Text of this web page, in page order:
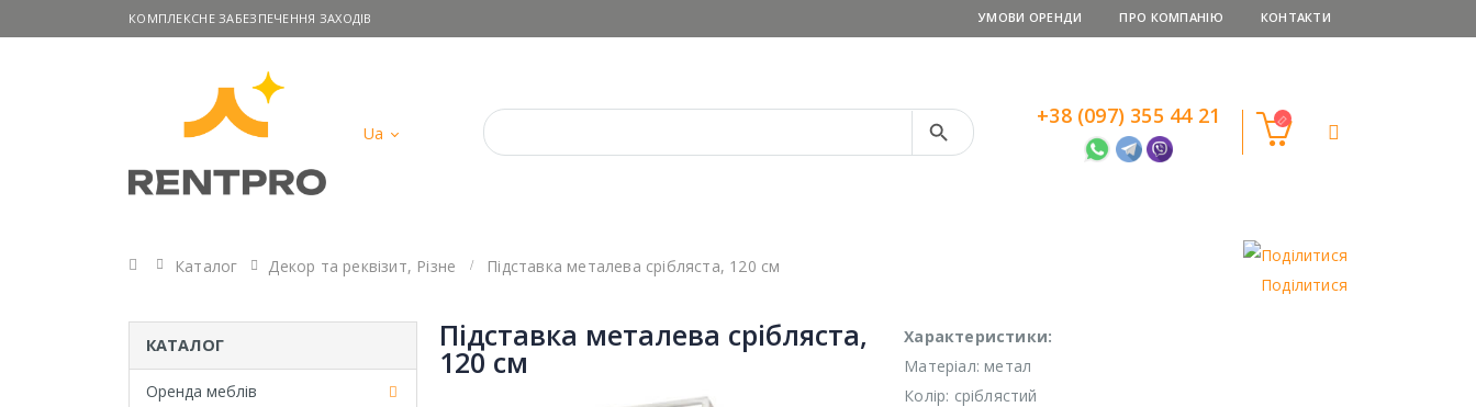
КОМПЛЕКСНЕ ЗАБЕЗПЕЧЕННЯ ЗАХОДІВ УМОВИ ОРЕНДИ ПРО КОМПАНІЮ КОНТАКТИ
Ua
Search Button +38 (097) 355 44 21
Головна
Каталог Декор та реквізит, Різне
Підставка металева срібляста, 120 см
Поділитися
Підставка металева срібляста,
120 см
Характеристики:
Матеріал: метал
Колір: сріблястий
КАТАЛОГ
Оренда меблів